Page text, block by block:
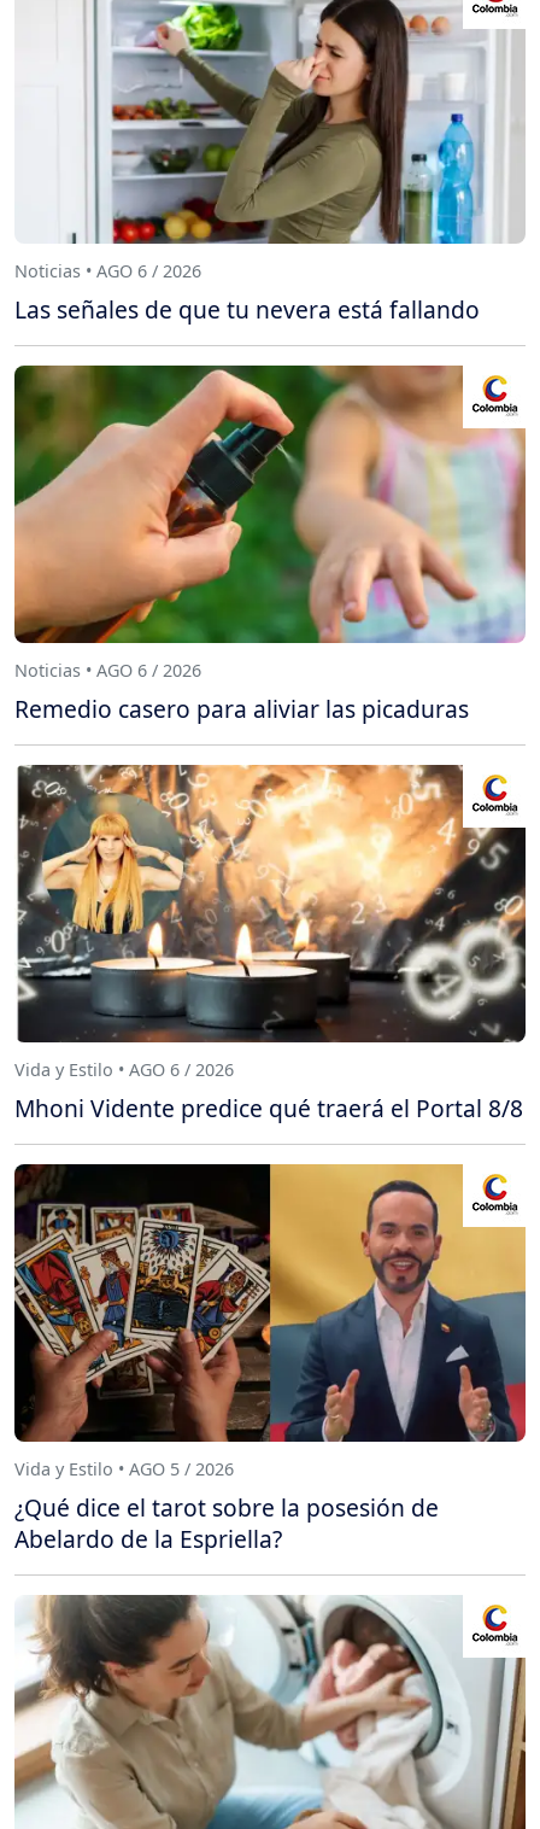
Noticias • AGO 6 / 2026
Las señales de que tu nevera está fallando
Noticias • AGO 6 / 2026
Remedio casero para aliviar las picaduras
Vida y Estilo • AGO 6 / 2026
Mhoni Vidente predice qué traerá el Portal 8/8
Vida y Estilo • AGO 5 / 2026
¿Qué dice el tarot sobre la posesión de
Abelardo de la Espriella?